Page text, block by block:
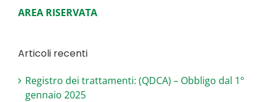
AREA RISERVATA
Articoli recenti
Registro dei trattamenti: (QDCA) – Obbligo dal 1°
gennaio 2025